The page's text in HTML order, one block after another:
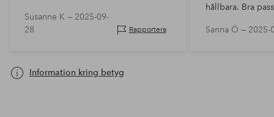
Susanne K — 2025-09-
28
Rapportera
hållbara. Bra
Sanna Ö — 2025-
Information kring betyg